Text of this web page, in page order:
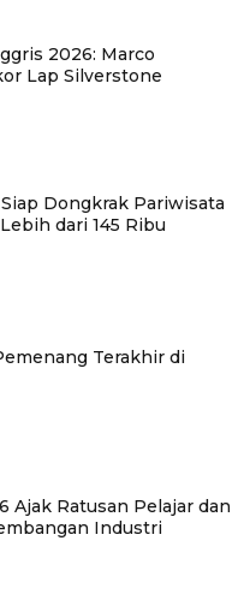
2026: Marco
Lap Silverstone
Dongkrak Pariwisata
dari 145 Ribu
Terakhir di
Ajak Ratusan Pelajar dan
Industri